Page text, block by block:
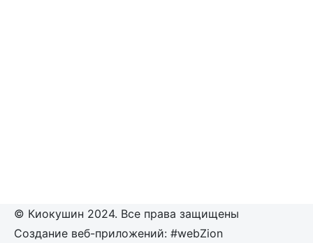
© Киокушин 2024. Все права защищены
Создание веб-приложений: #webZion